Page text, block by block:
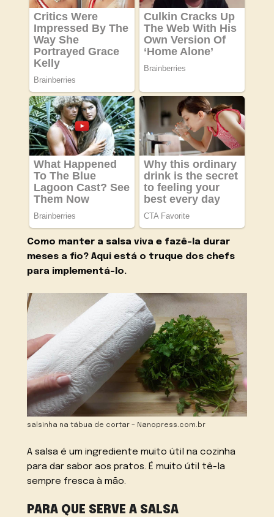
Como manter a salsa viva e fazê-la durar
meses a fio? Aqui está o truque dos chefs
para implementá-lo.
salsinha na tábua de cortar – Nanopress.com.br
A salsa é um ingrediente muito útil na cozinha
para dar sabor aos pratos. É muito útil tê-la
sempre fresca à mão.
PARA QUE SERVE A SALSA